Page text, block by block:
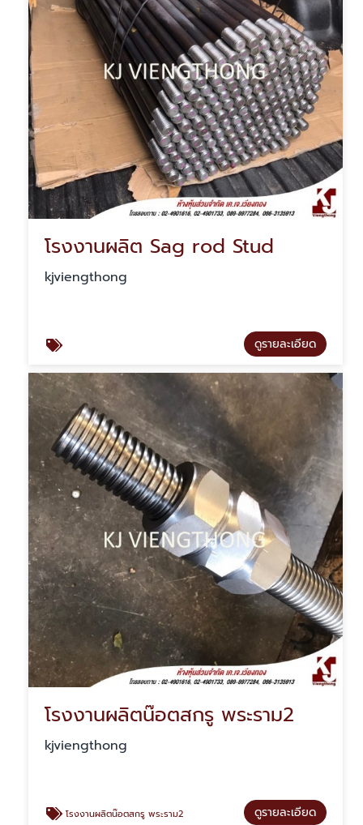
โรงงานผลิต Sag rod Stud
kjviengthong
ดูรายละเอียด
โรงงานผลิตน๊อตสกรู พระราม2
kjviengthong
โรงงานผลิตน๊อตสกรู พระราม2 ดูรายละเอียด